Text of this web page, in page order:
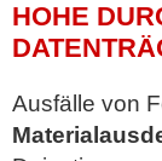
HOHE
Ausfälle von